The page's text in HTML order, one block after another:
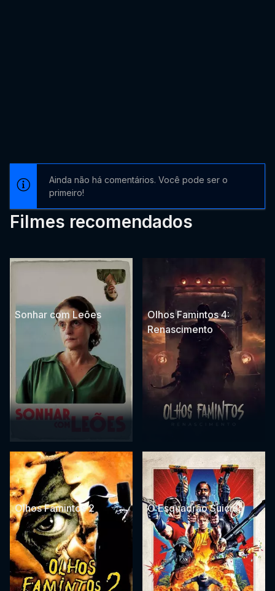
Ainda não há comentários. Você pode ser o
primeiro!
Filmes recomendados
Sonhar com Leões
Olhos Famintos 4:
Renascimento
Olhos Famintos 2 O Esquadrão Suicida